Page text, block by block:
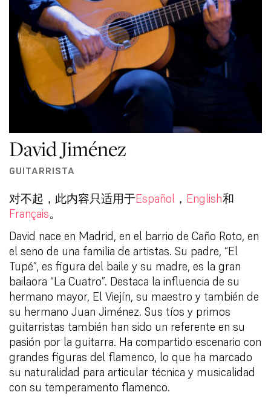
David Jiménez
GUITARRISTA
对不起，此内容只适用于Español ， English和
Français。
David nace en Madrid, en el barrio de Caño Roto, en
el seno de una familia de artistas. Su padre, “El
Tupé”, es figura del baile y su madre, es la gran
bailaora “La Cuatro”. Destaca la influencia de su
hermano mayor, El Viejín, su maestro y también de
su hermano Juan Jiménez. Sus tíos y primos
guitarristas también han sido un referente en su
pasión por la guitarra. Ha compartido escenario con
grandes figuras del flamenco, lo que ha marcado
su naturalidad para articular técnica y musicalidad
con su temperamento flamenco.